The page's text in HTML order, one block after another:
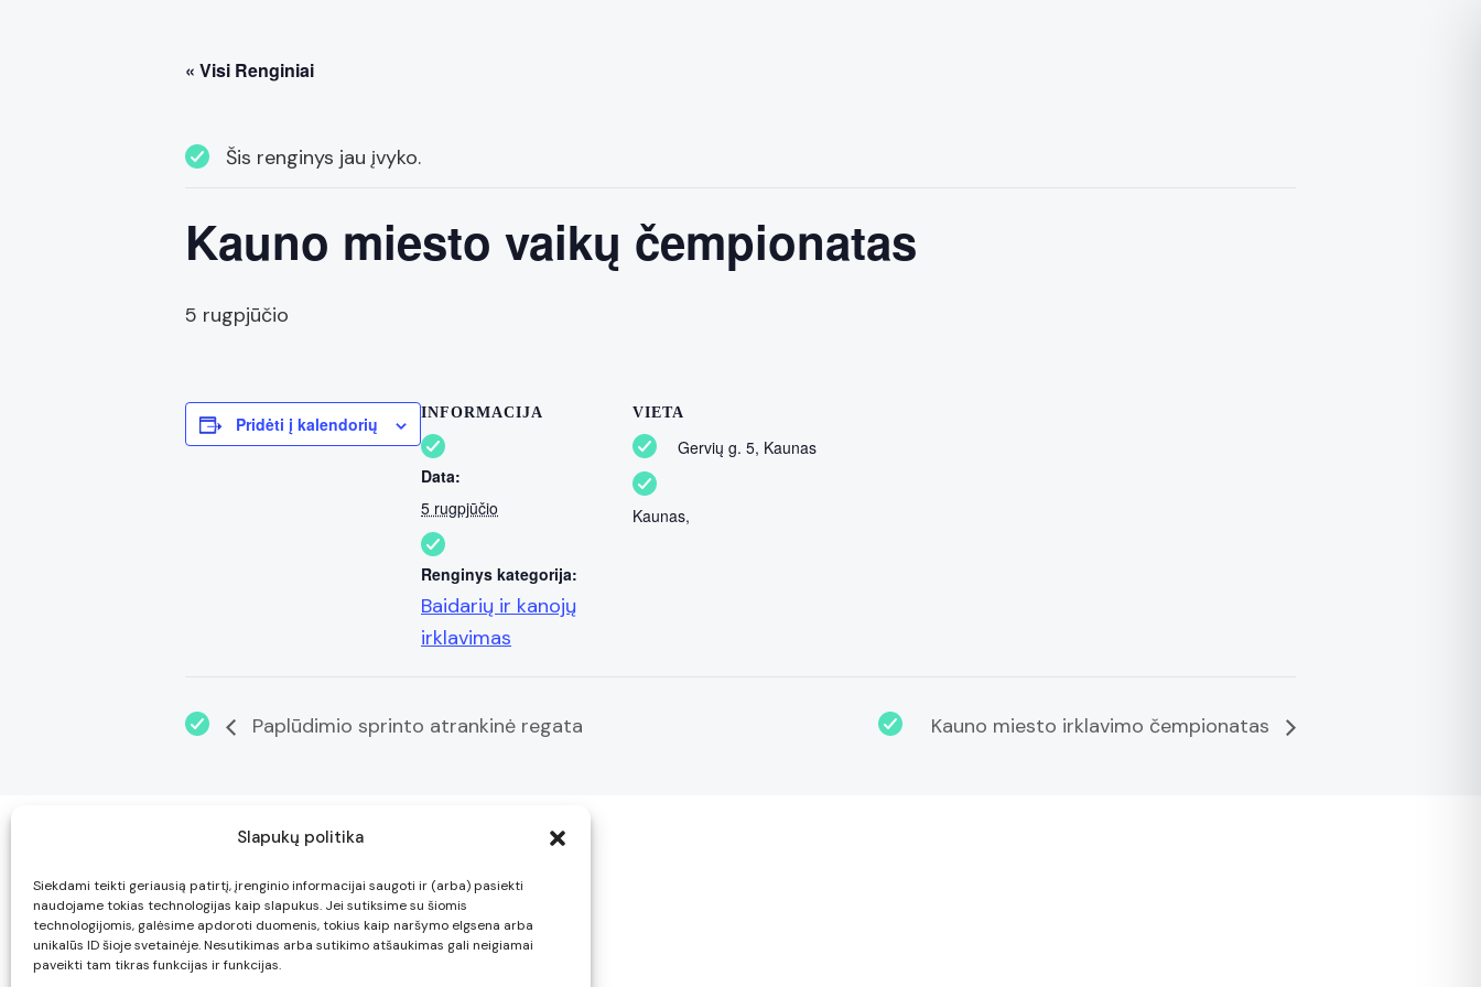
Slapukų politika
Siekdami teikti geriausią patirtį, įrenginio informacijai saugoti ir (arba) pasiekti
naudojame tokias technologijas kaip slapukus. Jei sutiksime su šiomis
technologijomis, galėsime apdoroti duomenis, tokius kaip naršymo elgsena arba
unikalūs ID šioje svetainėje. Nesutikimas arba sutikimo atšaukimas gali neigiamai
paveikti tam tikras funkcijas ir funkcijas.
« Visi Renginiai
Šis renginys jau įvyko.
Kauno miesto vaikų čempionatas
5 rugpjūčio
Pridėti į kalendorių
INFORMACIJA
Data:
5 rugpjūčio
Renginys kategorija:
Baidarių ir kanojų
irklavimas
VIETA
Gervių g. 5, Kaunas
Kaunas,
Paplūdimio sprinto atrankinė regata Kauno miesto irklavimo čempionatas